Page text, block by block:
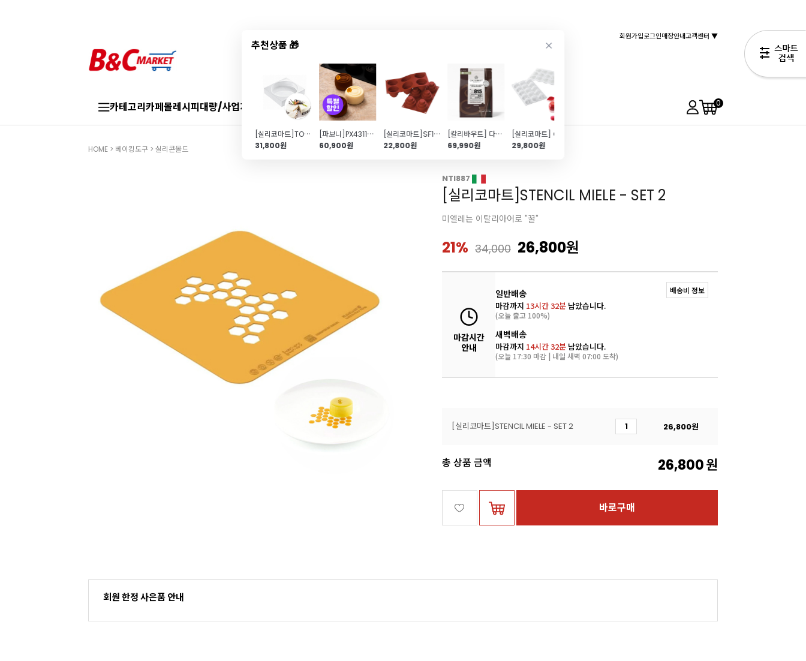
추천상품 🎁
[실리코마트]TOR180 H50\/1 Round
31,800원
[파보니]PX43119 아우라 12구(140ml\/70x40 h)
60,900원
[실리코마트]SF148 MINI WONDER CAKES
22,800원
[칼리바우트] 다크커버춰초콜릿57.9% 2815 (2.5kg\/커버처)
69,990원
29,800원
회원가입로그인매장안내고객센터 ▼
카테고리카페몰레시피대량/사업자 브랜드샵신상품 TOP50특가/혜택 0
HOME > 베이킹도구 > 실리콘몰드
NTI887
[실리코마트]STENCIL MIELE - SET 2
미엘레는 이탈리아어로 "꿀"
21% 34,000 26,800원
마감시간
안내
일반배송
마감까지 13시간 32분 남았습니다.
(오늘 출고 100%)
새벽배송
마감까지 14시간 32분 남았습니다.
(오늘 17:30 마감 | 내일 새벽 07:00 도착)
배송비 정보
[실리코마트]STENCIL MIELE - SET 2 26,800원
총 상품 금액 26,800원
바로구매
회원 한정 사은품 안내